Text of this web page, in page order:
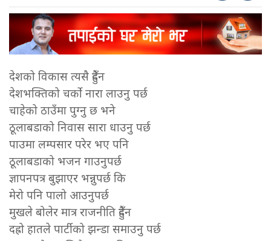
देशको विकास त्यसै हुँदैन
देशभक्तिको चर्को नारा लाउनु पर्छ
चाहेको ठाउँमा पुग्नु छ भने
ठूलाबडाको निवास सारा धाउनु पर्छ
पाउमा लम्पसार परेर भए पनि
ठूलाबडाको भजन गाउनुपर्छ
ज्ञापनपत्र बुझाएर भन्नुपर्छ कि
मेरो पनि पालो आउनुपर्छ
मुखले बोलेर मात्र राजनीति हुँदैन
दह्रो हातले पार्टीको झन्डा समाउनु पर्छ